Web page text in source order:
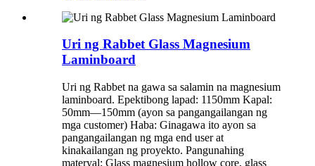
Uri ng Rabbet Glass Magnesium
Laminboard
Uri ng Rabbet na gawa sa salamin na magnesium
laminboard. Epektibong lapad: 1150mm Kapal:
50mm—150mm (ayon sa pangangailangan ng
mga customer) Haba: Ginagawa ito ayon sa
pangangailangan ng mga end user at
kinakailangan ng proyekto. Pangunahing
materyal: Glass magnesium hollow core, glass